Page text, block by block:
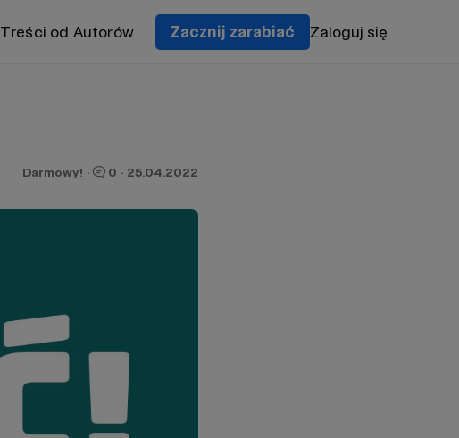
Treści od Autorów Zacznij zarabiać Zaloguj się
Darmowy! · 0 · 25.04.2022